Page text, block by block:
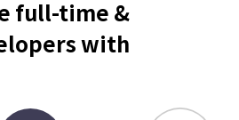
full-time &
with